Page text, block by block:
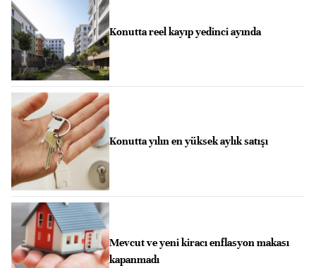
Konutta reel kayıp yedinci ayında
Konutta yılın en yüksek aylık satışı
Mevcut ve yeni kiracı enflasyon makası
kapanmadı